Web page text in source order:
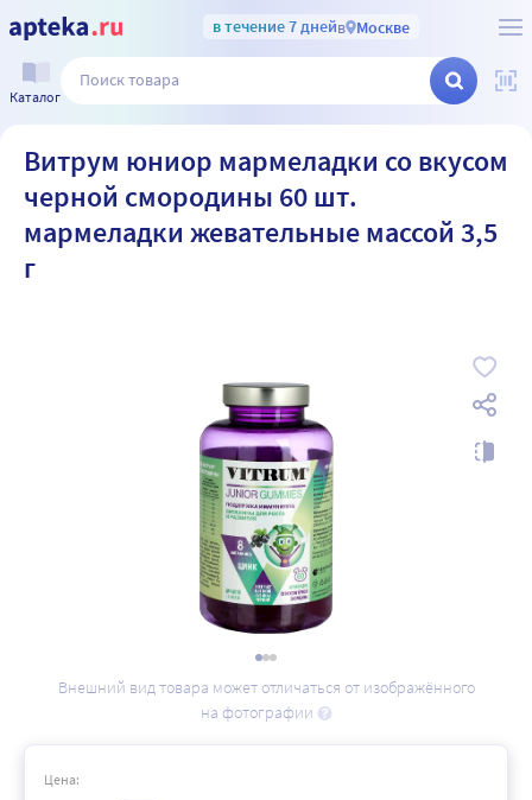
в течение 7 днейв Москве
Каталог
Витрум юниор мармеладки со вкусом
черной смородины 60 шт.
мармеладки жевательные массой 3,5
г
Внешний вид товара может отличаться от изображённого
на фотографии
Цена: